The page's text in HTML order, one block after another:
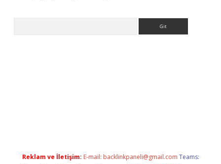
Reklam ve İletişim: E-mail: backlinkpaneli@gmail.com Teams: